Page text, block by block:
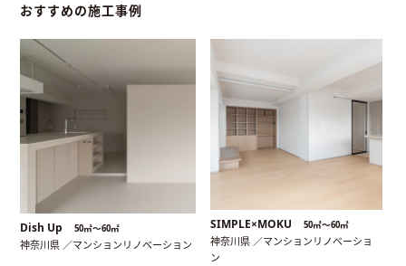
おすすめの施工事例
Dish Up 50㎡〜60㎡
神奈川県 ／マンションリノベーション
SIMPLE×MOKU 50㎡〜60㎡
神奈川県 ／マンションリノベーショ
ン